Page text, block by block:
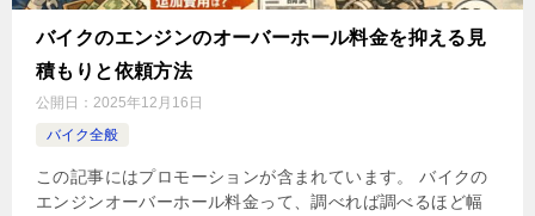
バイクのエンジンのオーバーホール料金を抑える見
積もりと依頼方法
公開日： 2025年12月16日
バイク全般
この記事にはプロモーションが含まれています。 バイクの
エンジンオーバーホール料金って、調べれば調べるほど幅